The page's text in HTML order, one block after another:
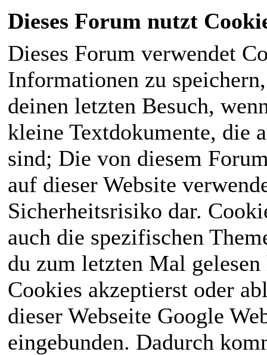
Dieses Forum nutzt
Dieses Forum verwendet
Informationen zu
deinen letzten Besuch,
kleine Textdokumente, die
sind; Die von diesem
auf dieser Website
Sicherheitsrisiko dar.
auch die spezifischen
du zum letzten Mal
Cookies akzeptierst oder
dieser Webseite Google
eingebunden. Dadurch